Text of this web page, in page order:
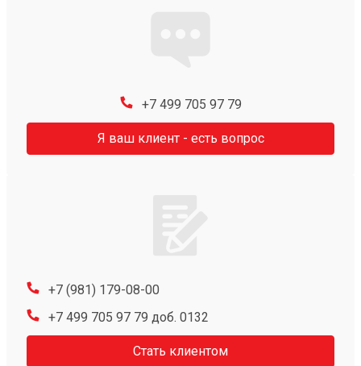
+7 499 705 97 79
Я ваш клиент - есть вопрос
+7 (981) 179-08-00
+7 499 705 97 79 доб. 0132
Стать клиентом